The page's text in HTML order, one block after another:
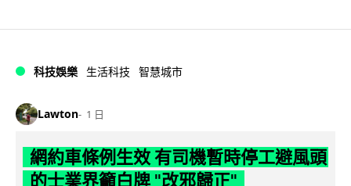
科技娛樂 生活科技 智慧城市
Lawton 1 日
網約車條例生效 有司機暫時停工避風頭
的士業界籲白牌 "改邪歸正"